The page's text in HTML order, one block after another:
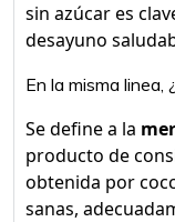
sin azúcar es
desayuno
En la misma linea,
Se define a la
producto de
obtenida por
sanas,